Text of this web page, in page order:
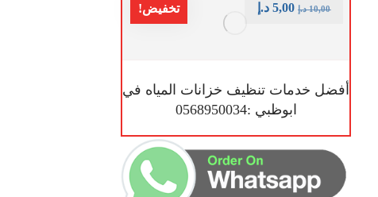
تخفيض!
أفضل خدمات تنظيف خزانات المياه في
ابوظبي :0568950034
10,00 د.إ 5,00 د.إ